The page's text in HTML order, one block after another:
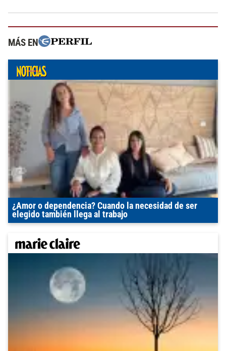
MÁS EN
¿Amor o dependencia? Cuando la necesidad de ser
elegido también llega al trabajo